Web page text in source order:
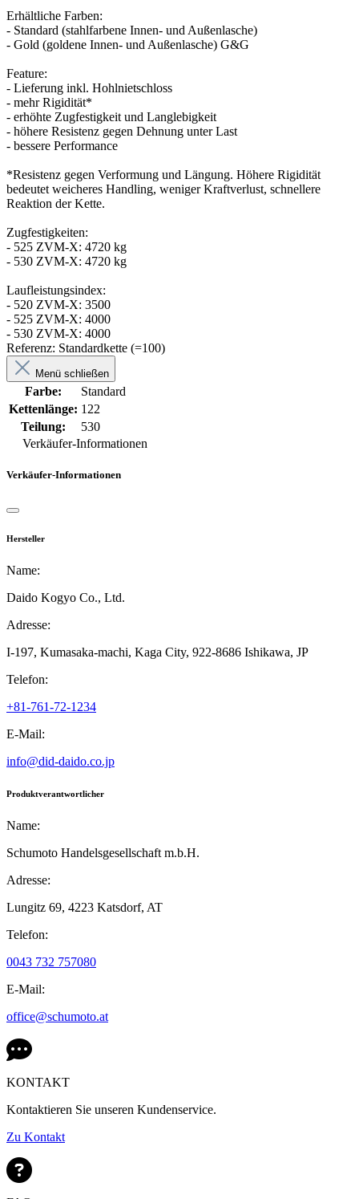
Erhältliche Farben:
- Standard (stahlfarbene Innen- und Außenlasche)
- Gold (goldene Innen- und Außenlasche) G&G
Feature:
- Lieferung inkl. Hohlnietschloss
- mehr Rigidität*
- erhöhte Zugfestigkeit und Langlebigkeit
- höhere Resistenz gegen Dehnung unter Last
- bessere Performance
*Resistenz gegen Verformung und Längung. Höhere Rigidität
bedeutet weicheres Handling, weniger Kraftverlust, schnellere
Reaktion der Kette.
Zugfestigkeiten:
- 525 ZVM-X: 4720 kg
- 530 ZVM-X: 4720 kg
Laufleistungsindex:
- 520 ZVM-X: 3500
- 525 ZVM-X: 4000
- 530 ZVM-X: 4000
Referenz: Standardkette (=100)
Menü schließen
Farbe:
Standard
Kettenlänge: 122
Teilung:
530
Verkäufer-Informationen
Verkäufer-Informationen
Hersteller
Name:
Daido Kogyo Co., Ltd.
Adresse:
I-197, Kumasaka-machi, Kaga City, 922-8686 Ishikawa, JP
Telefon:
+81-761-72-1234
E-Mail:
info@did-daido.co.jp
Produktverantwortlicher
Name:
Schumoto Handelsgesellschaft m.b.H.
Adresse:
Lungitz 69, 4223 Katsdorf, AT
Telefon:
0043 732 757080
E-Mail:
office@schumoto.at
KONTAKT
Kontaktieren Sie unseren Kundenservice.
Zu Kontakt